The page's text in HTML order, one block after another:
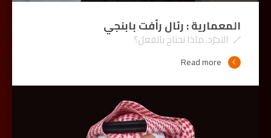
المعمارية : رئال رأفت بابنجي
التجرّد. ماذا نحتاج بالفعل؟
Read more